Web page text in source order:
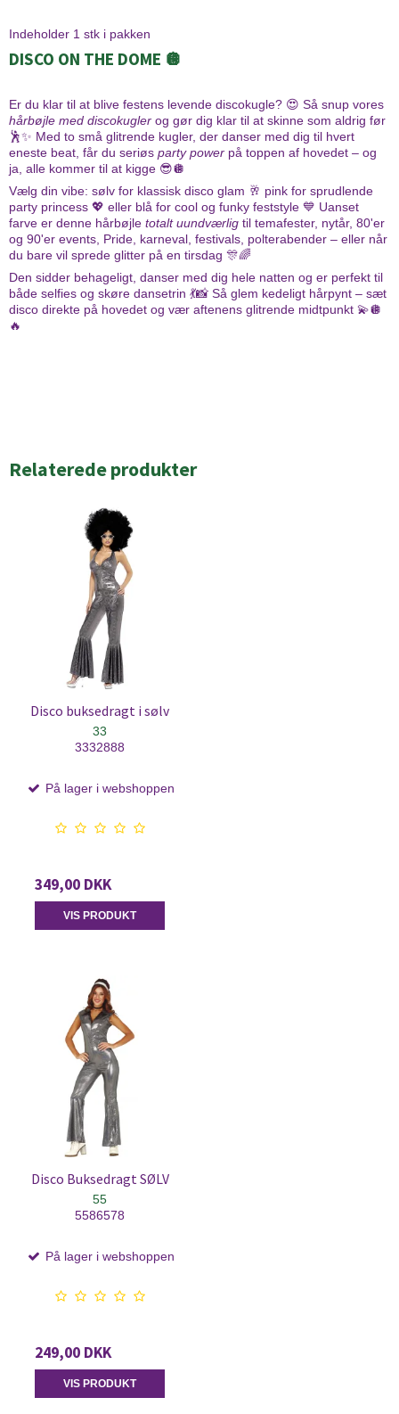
Indeholder 1 stk i pakken
C
h
t
G
P
T
s
a
g
d
e
:
DISCO ON THE DOME 🪩
Er du klar til at blive festens levende discokugle? 😍 Så snup vores
hårbøjle med discokugler og gør dig klar til at skinne som aldrig før
🕺✨ Med to små glitrende kugler, der danser med dig til hvert
eneste beat, får du seriøs party power på toppen af hovedet – og
ja, alle kommer til at kigge 😎🪩
Vælg din vibe: sølv for klassisk disco glam 🥂 pink for sprudlende
party princess 💖 eller blå for cool og funky feststyle 💙 Uanset
farve er denne hårbøjle totalt uundværlig til temafester, nytår, 80'er
og 90'er events, Pride, karneval, festivals, polterabender – eller når
du bare vil sprede glitter på en tirsdag 🎊🌈
Den sidder behageligt, danser med dig hele natten og er perfekt til
både selfies og skøre dansetrin 💃📸 Så glem kedeligt hårpynt – sæt
disco direkte på hovedet og vær aftenens glitrende midtpunkt 💫🪩
🔥
Relaterede produkter
Disco buksedragt i sølv
33
3332888
På lager i webshoppen
349,00 DKK
VIS PRODUKT
Disco Buksedragt SØLV
55
5586578
På lager i webshoppen
249,00 DKK
VIS PRODUKT